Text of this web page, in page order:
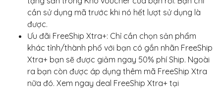
cần sử dụng mã trước khi nó hết lượt sử dụng là
được.
Ưu đãi FreeShip Xtra+: Chỉ cần chọn sản phẩm
khác tỉnh/thành phố với bạn có gắn nhãn FreeShip
Xtra+ bạn sẽ được giảm ngay 50% phí Ship. Ngoài
ra bạn còn được áp dụng thêm mã FreeShip Xtra
nữa đó. Xem ngay deal FreeShip Xtra+ tại